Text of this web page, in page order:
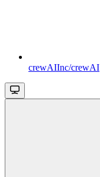
crewAIInc/crewAI